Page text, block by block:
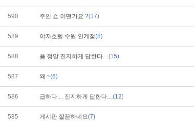
590 주안 쇼 어떤가요 ?(17)
589 야자호텔 수원 인계점(8)
588 음 정말 진지하게 답한다....(15)
587 왜 ~(6)
586 급하다.... 진지하게 답한다....(12)
585 게시판 깔끔하네요(7)